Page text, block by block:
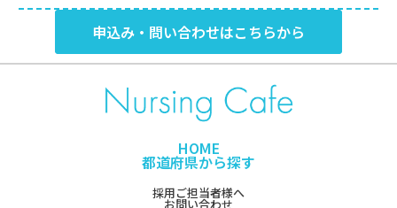
申込み・問い合わせはこちらから
HOME
都道府県から探す
採用ご担当者様へ
お問い合わせ